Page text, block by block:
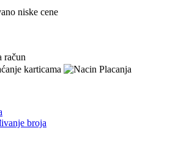
niske cene
račun
karticama
broja